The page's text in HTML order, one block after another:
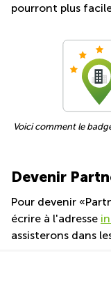
pourront plus
Voici comment le
Devenir
Pour devenir
écrire à l'adresse
assisterons dans